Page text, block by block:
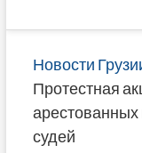
Новости
Протестная
арестованных
судей